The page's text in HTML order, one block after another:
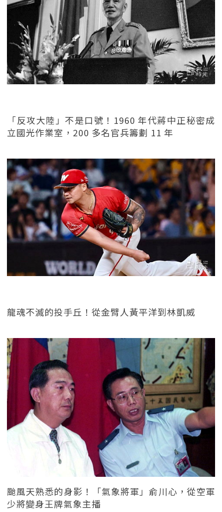
「反攻大陸」不是口號！1960 年代蔣中正秘密成
立國光作業室，200 多名官兵籌劃 11 年
龍魂不滅的投手丘！從金臂人黃平洋到林凱威
颱風天熟悉的身影！「氣象將軍」俞川心，從空軍
少將變身王牌氣象主播